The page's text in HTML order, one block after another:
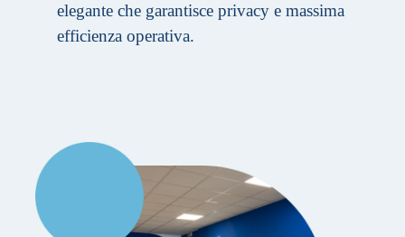
elegante che garantisce privacy e massima
efficienza operativa.